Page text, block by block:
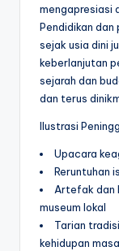
mengapresiasi
Pendidikan
sejak usia dini
keberlanjutan
sejarah dan
dan terus
Ilustrasi
Upacara
Reruntuhan
Artefak dan
museum lokal
Tarian
kehidupan